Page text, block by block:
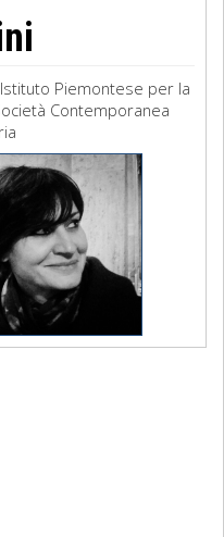
Piemontese per la
Contemporanea